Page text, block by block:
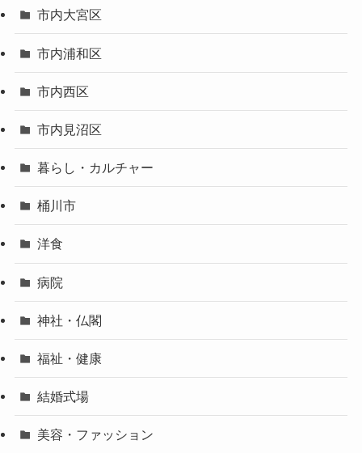
市内大宮区
市内浦和区
市内西区
市内見沼区
暮らし・カルチャー
桶川市
洋食
病院
神社・仏閣
福祉・健康
結婚式場
美容・ファッション